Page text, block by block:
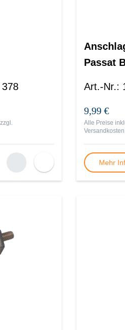
Passat
Art.-Nr.:
9,99 €
Alle Preise
Versandkosten
Mehr